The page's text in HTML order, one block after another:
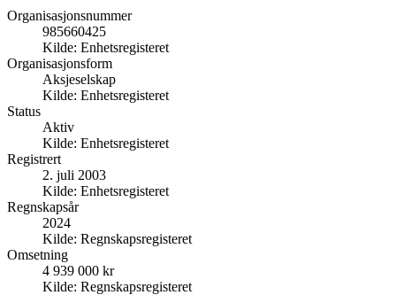
Organisasjonsnummer
985660425
Kilde: Enhetsregisteret
Organisasjonsform
Aksjeselskap
Kilde: Enhetsregisteret
Status
Aktiv
Kilde: Enhetsregisteret
Registrert
2. juli 2003
Kilde: Enhetsregisteret
Regnskapsår
2024
Kilde: Regnskapsregisteret
Omsetning
4 939 000 kr
Kilde: Regnskapsregisteret